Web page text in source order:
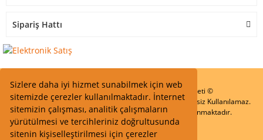
Sizlere daha iyi hizmet sunabilmek için web
sitemizde çerezler kullanılmaktadır. İnternet
sitemizin çalışması, analitik çalışmaların
yürütülmesi ve tercihleriniz doğrultusunda
sitenin kişiselleştirilmesi için çerezler
Sipariş Hattı
Start Elektronik Sanayi ve Ticaret Limited Şirketi ©
Resimler Yazılar ve İçeriklerin Tüm hakları saklıdır ve İzinsiz Kullanılamaz.
Kredi kartı bilgileriniz 256bit SSL Sertifikası ile Korunmaktadır.